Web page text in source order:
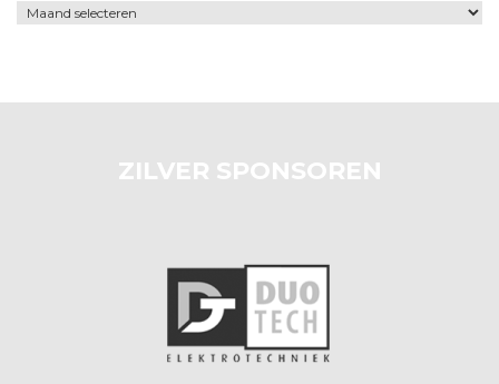
Archief
ZILVER SPONSOREN